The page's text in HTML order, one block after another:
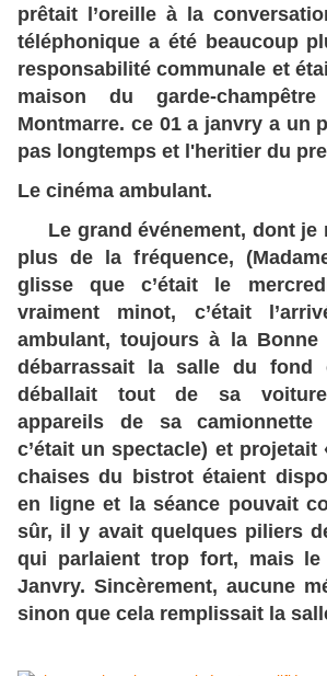
prêtait l’oreille à la
téléphonique a été beaucoup
responsabilité communale et
maison du garde-
Montmarre. ce 01 a janvry a un
pas longtemps et l'heritier du
Le cinéma ambulant.
Le grand événement, dont je
plus de la fréquence,
glisse que c’était le
vraiment minot, c’était
ambulant, toujours à la Bonne
débarrassait la salle du fond
déballait tout de sa
appareils de sa camionnette
c’était un spectacle) et projetait
chaises du bistrot étaient
en ligne et la séance pouvait
sûr, il y avait quelques piliers
qui parlaient trop fort, mais
Janvry. Sincèrement, aucune
sinon que cela remplissait la